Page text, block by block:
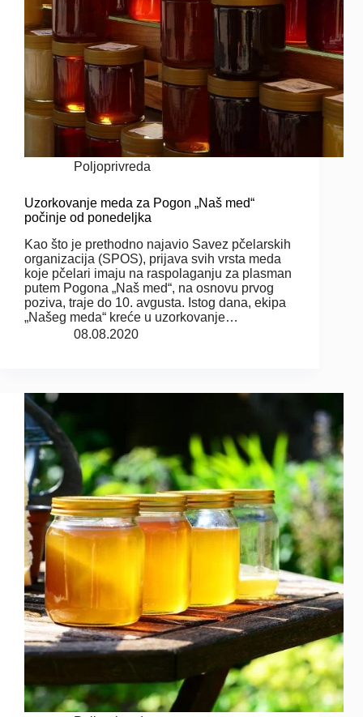
Poljoprivreda
Uzorkovanje meda za Pogon „Naš med“
počinje od ponedeljka
Kao što je prethodno najavio Savez pčelarskih
organizacija (SPOS), prijava svih vrsta meda
koje pčelari imaju na raspolaganju za plasman
putem Pogona „Naš med“, na osnovu prvog
poziva, traje do 10. avgusta. Istog dana, ekipa
„Našeg meda“ kreće u uzorkovanje…
08.08.2020